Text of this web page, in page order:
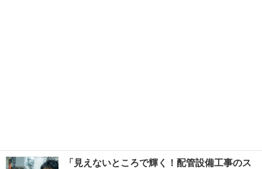
「見えないところで輝く！配管設備工事のス